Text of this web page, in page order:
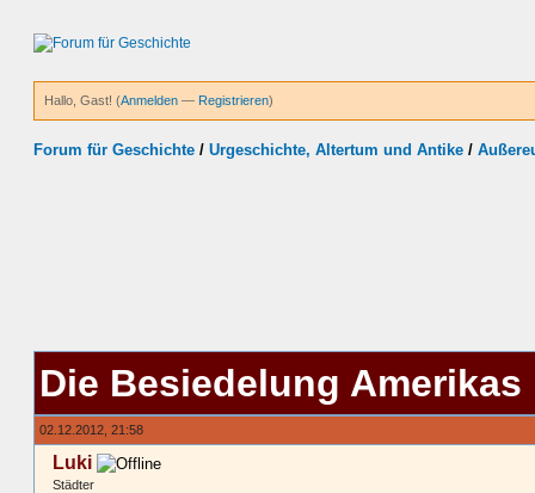
Hallo, Gast! (Anmelden — Registrieren)
Forum für Geschichte / Urgeschichte, Altertum und Antike /
Die Besiedelung Amerikas
02.12.2012, 21:58
Luki
Städter